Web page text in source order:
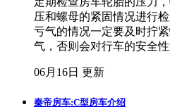
压和螺母的紧固情况进行
亏气的情况一定要及时拧
气，否则会对行车的安全性
06月16日 更新
秦帝房车:C型房车介绍